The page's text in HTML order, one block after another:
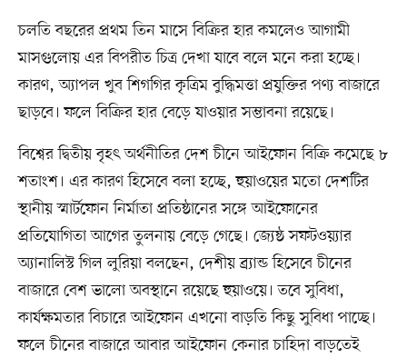
চলতি বছরের প্রথম তিন মাসে বিক্রির হার কমলেও আগামী
মাসগুলোয় এর বিপরীত চিত্র দেখা যাবে বলে মনে করা হচ্ছে।
কারণ, অ্যাপল খুব শিগগির কৃত্রিম বুদ্ধিমত্তা প্রযুক্তির পণ্য বাজারে
ছাড়বে। ফলে বিক্রির হার বেড়ে যাওয়ার সম্ভাবনা রয়েছে।
বিশ্বের দ্বিতীয় বৃহৎ অর্থনীতির দেশ চীনে আইফোন বিক্রি কমেছে ৮
শতাংশ। এর কারণ হিসেবে বলা হচ্ছে, হুয়াওয়ের মতো দেশটির
স্থানীয় স্মার্টফোন নির্মাতা প্রতিষ্ঠানের সঙ্গে আইফোনের
প্রতিযোগিতা আগের তুলনায় বেড়ে গেছে। জ্যেষ্ঠ সফটওয়্যার
অ্যানালিস্ট গিল লুরিয়া বলছেন, দেশীয় ব্র্যান্ড হিসেবে চীনের
বাজারে বেশ ভালো অবস্থানে রয়েছে হুয়াওয়ে। তবে সুবিধা,
কার্যক্ষমতার বিচারে আইফোন এখনো বাড়তি কিছু সুবিধা পাচ্ছে।
ফলে চীনের বাজারে আবার আইফোন কেনার চাহিদা বাড়তেই